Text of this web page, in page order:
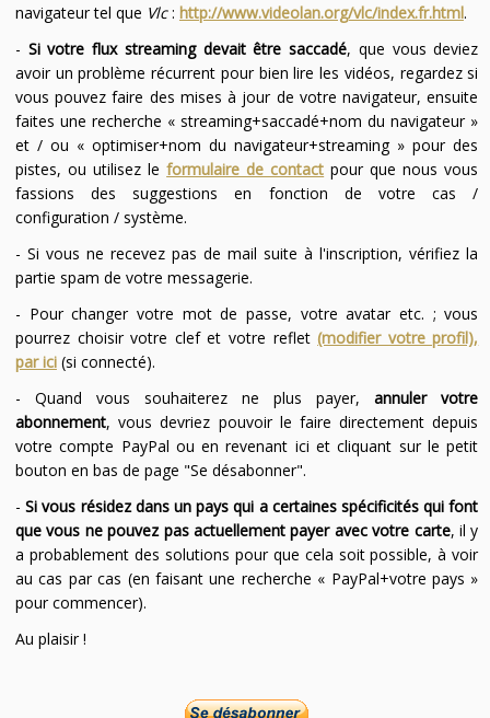
navigateur tel que Vlc: http://www.videolan.org/vlc/index.fr.html.
- Si votre flux streaming devait être saccadé, que vous deviez
avoir un problème récurrent pour bien lire les vidéos, regardez si
vous pouvez faire des mises à jour de votre navigateur, ensuite
faites une recherche « streaming+saccadé+nom du navigateur »
et / ou « optimiser+nom du navigateur+streaming » pour des
pistes, ou utilisez leformulaire de contact pour que nous vous
fassions des suggestions en fonction de votre cas /
configuration / système.
- Si vous ne recevez pas de mail suite à l'inscription, vérifiez la
partie spam de votre messagerie.
- Pour changer votre mot de passe, votre avatar etc. ; vous
pourrez choisir votre clef et votre reflet(modifier votre profil),
par ici(si connecté).
- Quand vous souhaiterez ne plus payer,annuler votre
abonnement, vous devriez pouvoir le faire directement depuis
votre compte PayPal ou en revenant ici et cliquant sur le petit
bouton en bas de page "Se désabonner".
-Si vous résidez dans un pays qui a certaines spécificités qui font
que vous ne pouvez pas actuellement payer avec votre carte, il y
a probablement des solutions pour que cela soit possible, à voir
au cas par cas (en faisant une recherche « PayPal+votre pays »
pour commencer).
Au plaisir !